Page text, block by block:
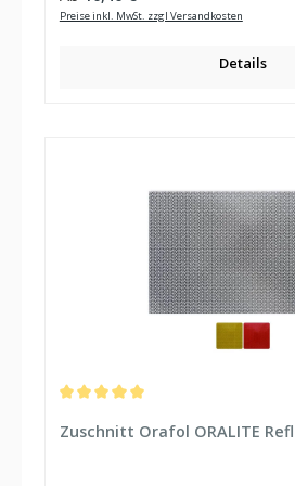
Preise inkl. MwSt. zzgl Versandkosten
Details
Zuschnitt Orafol ORALITE